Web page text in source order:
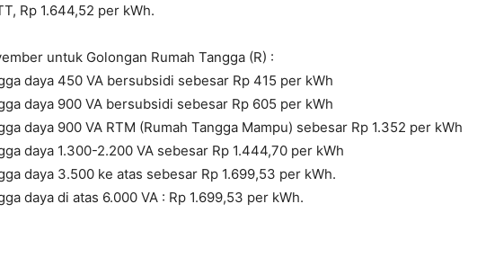
Rp 1.644,52 per kWh.
untuk Golongan Rumah Tangga (R) :
daya 450 VA bersubsidi sebesar Rp 415 per kWh
daya 900 VA bersubsidi sebesar Rp 605 per kWh
daya 900 VA RTM (Rumah Tangga Mampu) sebesar Rp 1.352 per kWh
daya 1.300-2.200 VA sebesar Rp 1.444,70 per kWh
daya 3.500 ke atas sebesar Rp 1.699,53 per kWh.
daya di atas 6.000 VA : Rp 1.699,53 per kWh.